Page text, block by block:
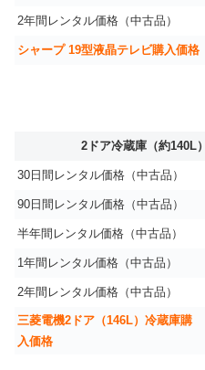
2年間レンタル価格（中古品）
シャープ 19型液晶テレビ購入価格
2ドア冷蔵庫（約140L
30日間レンタル価格（中古品）
90日間レンタル価格（中古品）
半年間レンタル価格（中古品）
1年間レンタル価格（中古品）
2年間レンタル価格（中古品）
三菱電機2ドア（146L）冷蔵庫購
入価格